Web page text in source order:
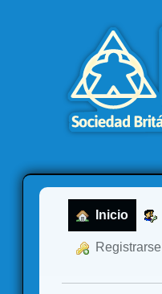
Inicio
Registrarse